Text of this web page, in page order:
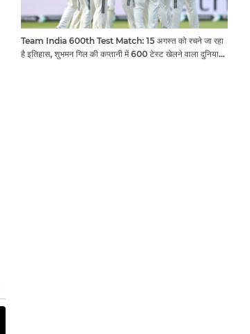
Team India 600th Test Match: 15 अगस्त को रचने जा रहा
है इतिहास, शुभमन गिल की कप्तानी में 600 टेस्ट खेलने वाला दुनिया